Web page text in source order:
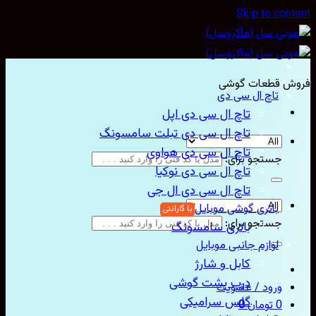
Skip to
قطعات گوشی
جستجو برای:
جستجو برای:
ورود / عضویت
تومان0
تاچ ال سی دی
تاچ ال سی دی اپل
تاچ ال سی دی تبلت سامسونگ
تاچ ال سی دی هواوی
تاچ ال سی دی نوکیا
تاچ ال سی دی ال جی
باتری گوشی موبایل
باتری سامسونگ
لوازم جانبی موبایل
کابل و شارژ
درب پشت گوشی
گلس سرامیکی